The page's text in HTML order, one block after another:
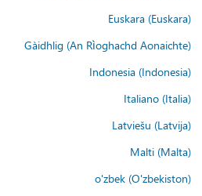
Euskara (Euskara)
Gàidhlig (An Rìoghachd Aonaichte)
Indonesia (Indonesia)
Italiano (Italia)
Latviešu (Latvija)
Malti (Malta)
o'zbek (O'zbekiston)